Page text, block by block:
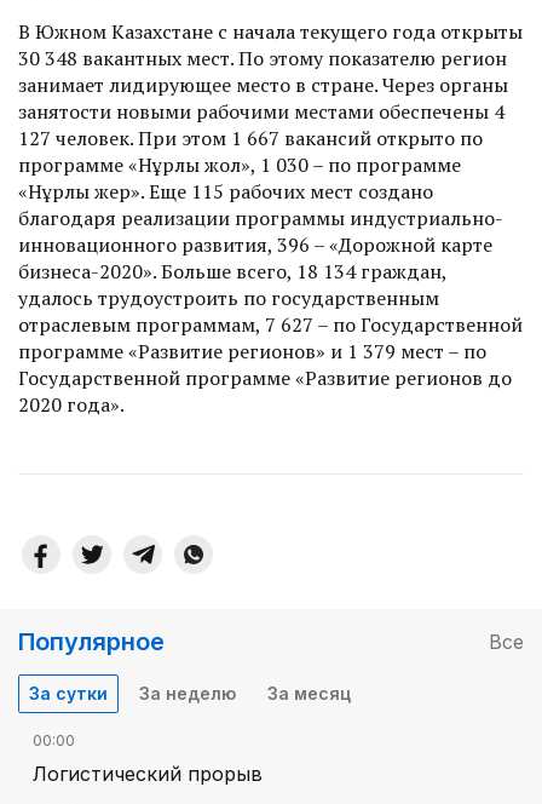
В Южном Казахстане с начала текущего года открыты
30 348 вакантных мест. По этому показателю регион
занимает лидирующее место в стране. Через органы
занятости новыми рабочими местами обеспечены 4
127 человек. При этом 1 667 вакансий открыто по
программе «Нұрлы жол», 1 030 – по программе
«Нұрлы жер». Еще 115 рабочих мест создано
благодаря реализации программы индустриально-
инновационного развития, 396 – «Дорожной карте
бизнеса-2020». Больше всего, 18 134 граждан,
удалось трудоустроить по государственным
отраслевым программам, 7 627 – по Государственной
программе «Развитие регионов» и 1 379 мест – по
Государственной программе «Развитие регионов до
2020 года».
Популярное Все
За сутки За неделю За месяц
00:00
Логистический прорыв